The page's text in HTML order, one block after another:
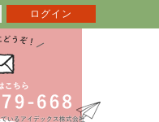
ログイン